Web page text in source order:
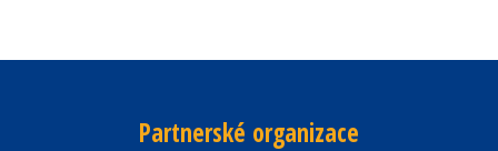
Partnerské organizace